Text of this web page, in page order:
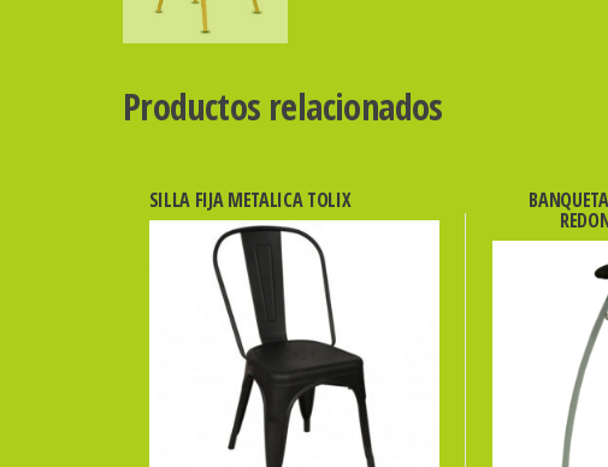
Productos relacionados
SILLA FIJA METALICA TOLIX